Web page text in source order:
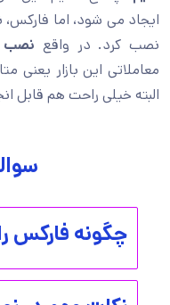
ایجاد می شود، اما فارکس،
نصب کرد. در واقع نصب
معاملاتی این بازار یعنی
البته خیلی راحت هم قابل
چگونه فارکس